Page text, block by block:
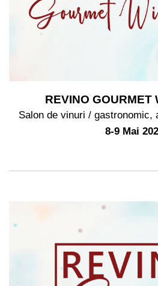
REVINO GOURMET
Salon de vinuri / gastronomic,
8-9 Mai